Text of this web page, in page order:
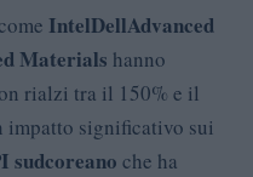
IntelDellAdvanced
Materials hanno
rialzi tra il 150% e il
impatto significativo sui
sudcoreano che ha